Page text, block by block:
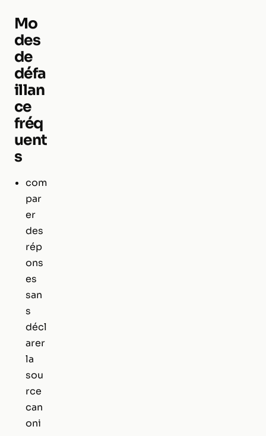
Mo
des
de
défa
illan
ce
fréq
uent
s
com
par
er
des
rép
ons
es
san
s
décl
arer
la
sou
rce
can
oni